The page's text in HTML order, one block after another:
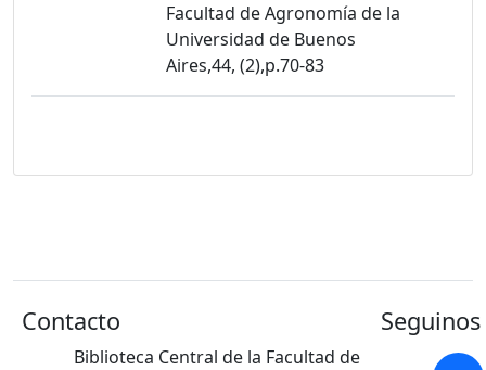
Facultad de Agronomía de la
Universidad de Buenos
Aires,44, (2),p.70-83
Contacto
Biblioteca Central de la Facultad de